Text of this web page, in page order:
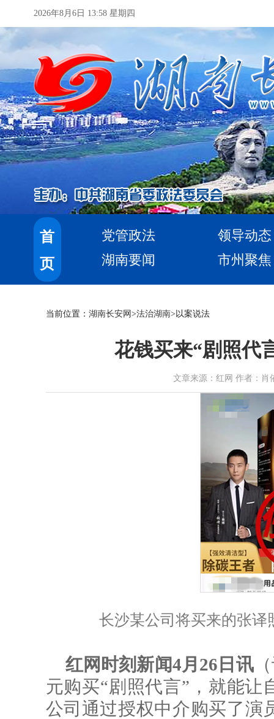
2026年8月6日 13:58 星期四
首
页
党管政法
领导动态
湖南要闻
市州聚焦
当前位置： 湖南长安网 >法治湖南>以案说法
花钱买来“剧照代
文章来源：红网 作者：肖
长沙某公司将买来的张
红网时刻新闻4月26日讯
元购买“剧照代言”，就能让
公司通过授权中介购买了演